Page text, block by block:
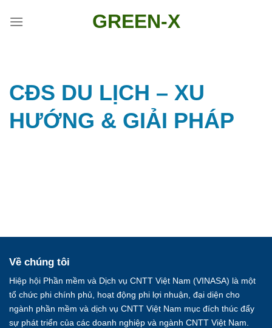
GREEN-X
CĐS DU LỊCH – XU
HƯỚNG & GIẢI PHÁP
Về chúng tôi
Hiệp hội Phần mềm và Dịch vụ CNTT Việt Nam (VINASA) là một
tổ chức phi chính phủ, hoạt động phi lợi nhuận, đại diện cho
ngành phần mềm và dịch vụ CNTT Việt Nam mục đích thúc đẩy
sự phát triển của các doanh nghiệp và ngành CNTT Việt Nam.